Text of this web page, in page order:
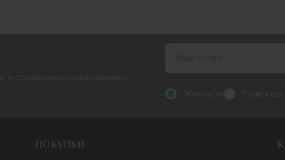
ПОКУПКИ